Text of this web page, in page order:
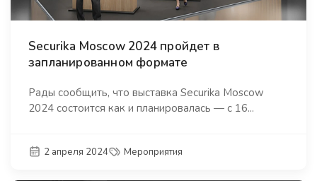
Securika Moscow 2024 пройдет в
запланированном формате
Рады сообщить, что выставка Securika Moscow
2024 состоится как и планировалась — с 16...
2 апреля 2024 Мероприятия